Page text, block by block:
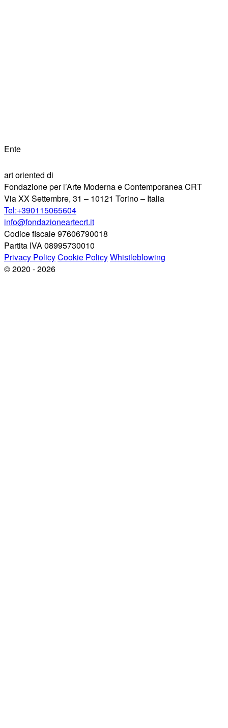
Ente
art oriented di
Fondazione per l’Arte Moderna e Contemporanea CRT
Via XX Settembre, 31 – 10121 Torino – Italia
Tel:+390115065604
info@fondazioneartecrt.it
Codice fiscale 97606790018
Partita IVA 08995730010
Privacy PolicyCookie PolicyWhistleblowing
© 2020 - 2026